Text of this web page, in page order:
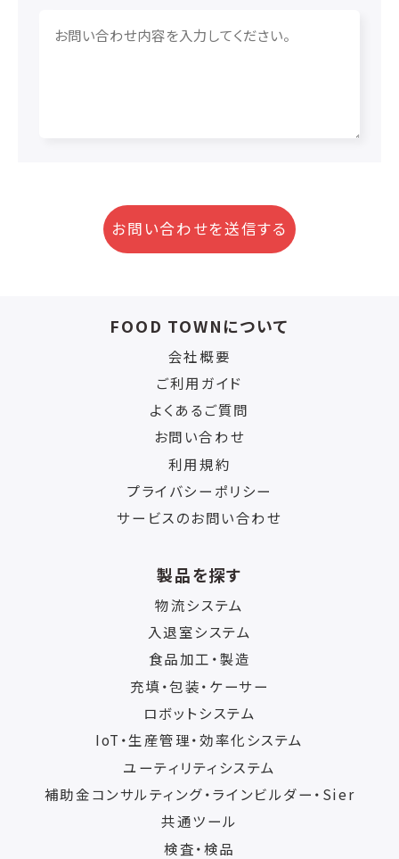
お問い合わせを送信する
FOOD TOWNについて
会社概要
ご利用ガイド
よくあるご質問
お問い合わせ
利用規約
プライバシーポリシー
サービスのお問い合わせ
製品を探す
物流システム
入退室システム
食品加工・製造
充填・包装・ケーサー
ロボットシステム
IoT・生産管理・効率化システム
ユーティリティシステム
補助金コンサルティング・ラインビルダー・Sier
共通ツール
検査・検品